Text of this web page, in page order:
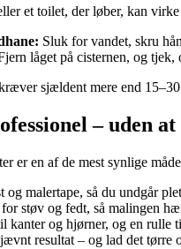
et toilet, der løber, kan
Sluk for vandet, skru
låget på cisternen, og
sjældent mere end
– uden
er en af de mest synlige
og malertape, så du undgår
for støv og fedt, så malingen
kanter og hjørner, og en rulle
resultat – og lad det tørre